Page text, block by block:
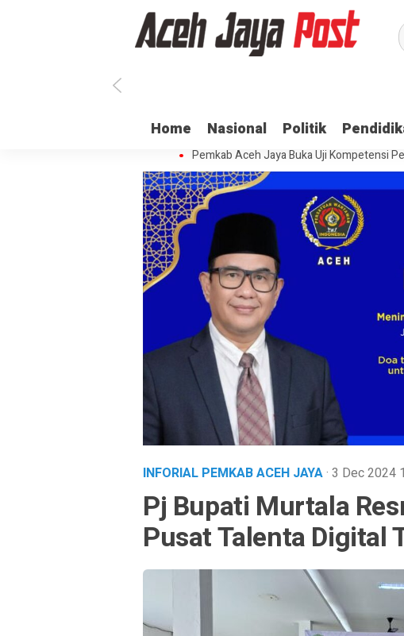
Home Nasional Politik
Ratusan ASN di Aceh Jaya Belum Terima Gaji
Dua Oknum Anggota Polda Aceh
Pemkab Aceh Jaya Buka Uji Kompetensi
INFORIAL PEMKAB ACEH JAYA· 3 Dec 2024
Pj Bupati Murtala
Pusat Talenta Digital